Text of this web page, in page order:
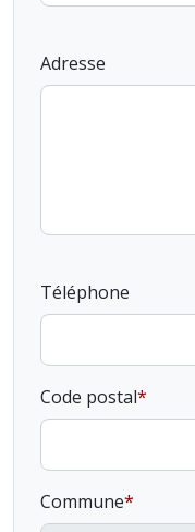
Adresse
Téléphone
Code postal
Commune